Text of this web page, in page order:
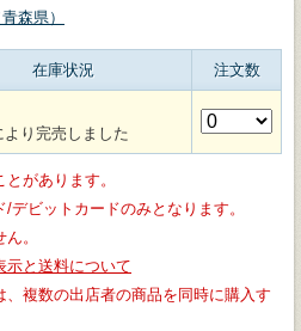
森県）
在庫状況 注文数
より完売しました
があります。
デビットカードのみとなります。
。
示と送料について
複数の出店者の商品を同時に購入す